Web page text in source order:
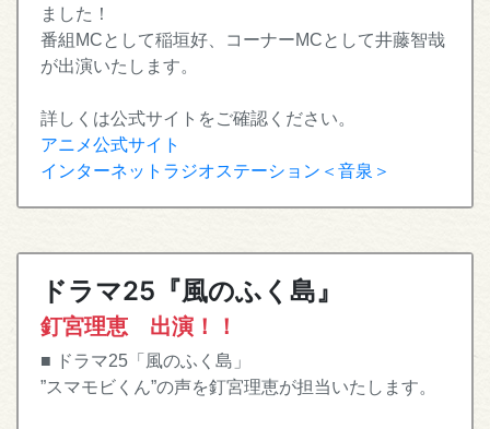
ました！
番組MCとして稲垣好、コーナーMCとして井藤智哉
が出演いたします。
詳しくは公式サイトをご確認ください。
アニメ公式サイト
インターネットラジオステーション＜音泉＞
ドラマ25『風のふく島』
釘宮理恵 出演！！
■ ドラマ25「風のふく島」
”スマモビくん”の声を釘宮理恵が担当いたします。